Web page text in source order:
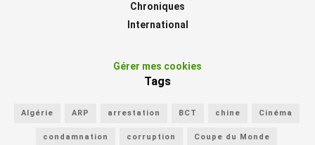
Chroniques
International
Gérer mes cookies
Tags
Algérie ARP arrestation BCT chine Cinéma
condamnation corruption Coupe du Monde